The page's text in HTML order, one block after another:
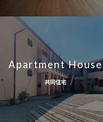
Apartment House
共同住宅